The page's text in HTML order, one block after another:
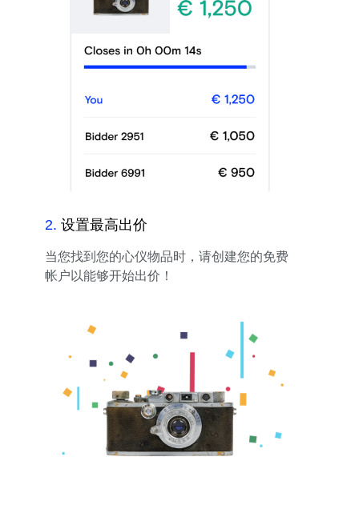
2. 设置最高出价
当您找到您的心仪物品时，请创建您的免费
帐户以能够开始出价！